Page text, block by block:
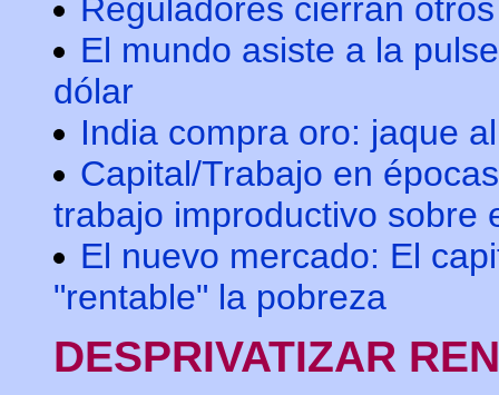
Reguladores cierran
El mundo asiste a la
dólar
India compra oro: jaque
Capital/Trabajo en
trabajo improductivo sobre
El nuevo mercado: El
"rentable" la pobreza
DESPRIVATIZAR